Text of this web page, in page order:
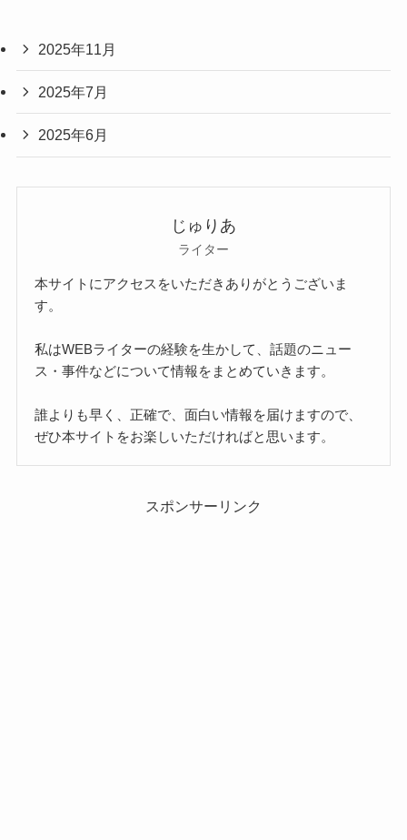
2025年11月
2025年7月
2025年6月
じゅりあ
ライター
本サイトにアクセスをいただきありがとうございま
す。
私はWEBライターの経験を生かして、話題のニュー
ス・事件などについて情報をまとめていきます。
誰よりも早く、正確で、面白い情報を届けますので、
ぜひ本サイトをお楽しいただければと思います。
スポンサーリンク